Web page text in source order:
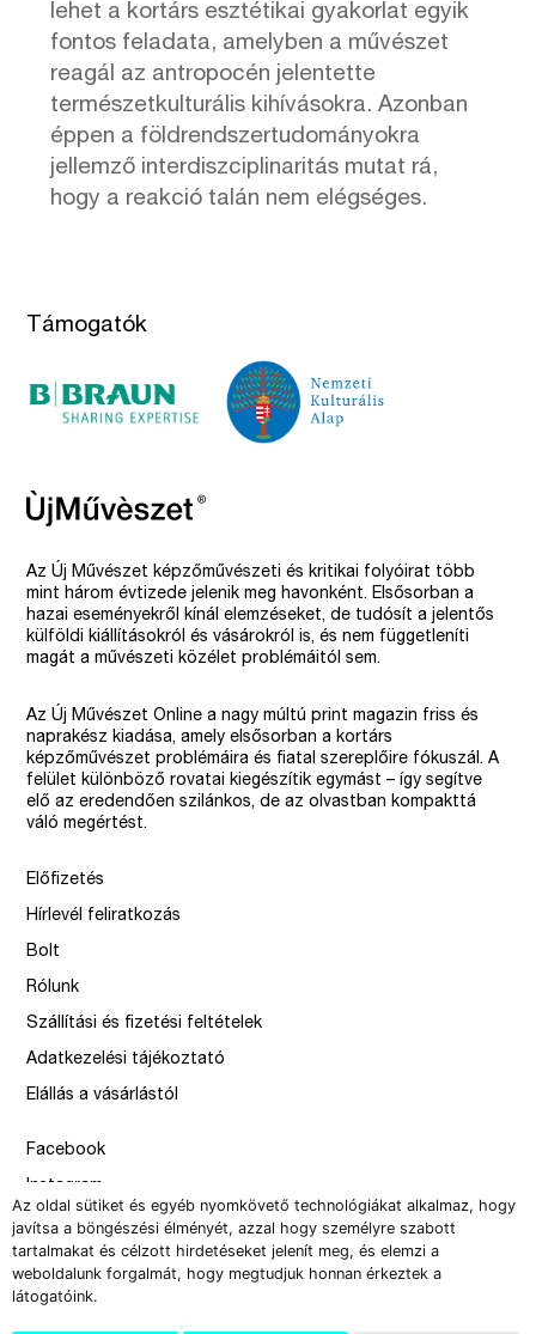
Az oldal sütiket és egyéb nyomkövető technológiákat alkalmaz, hogy
javítsa a böngészési élményét, azzal hogy személyre szabott
tartalmakat és célzott hirdetéseket jelenít meg, és elemzi a
weboldalunk forgalmát, hogy megtudjuk honnan érkeztek a
látogatóink.
lehet a kortárs esztétikai gyakorlat egyik
fontos feladata, amelyben a művészet
reagál az antropocén jelentette
természetkulturális kihívásokra. Azonban
éppen a földrendszertudományokra
jellemző interdiszciplinaritás mutat rá,
hogy a reakció talán nem elégséges.
Támogatók
Az Új Művészet képzőművészeti és kritikai folyóirat több
mint három évtizede jelenik meg havonként. Elsősorban a
hazai eseményekről kínál elemzéseket, de tudósít a jelentős
külföldi kiállításokról és vásárokról is, és nem függetleníti
magát a művészeti közélet problémáitól sem.
Az Új Művészet Online a nagy múltú print magazin friss és
naprakész kiadása, amely elsősorban a kortárs
képzőművészet problémáira és fiatal szereplőire fókuszál. A
felület különböző rovatai kiegészítik egymást – így segítve
elő az eredendően szilánkos, de az olvastban kompakttá
váló megértést.
Előfizetés
Hírlevél feliratkozás
Bolt
Rólunk
Szállítási és fizetési feltételek
Adatkezelési tájékoztató
Elállás a vásárlástól
Facebook
Instagram
Issue
–
design by Solymosi Mór, Sirbik Attila
webbyzolka